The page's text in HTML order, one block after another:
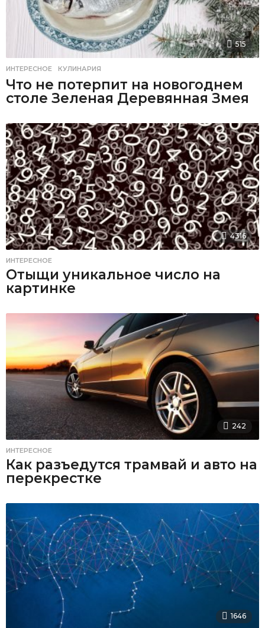
515
ИНТЕРЕСНОЕ ,КУЛИНАРИЯ
Что не потерпит на новогоднем
столе Зеленая Деревянная Змея
4316
ИНТЕРЕСНОЕ
Отыщи уникальное число на
картинке
242
ИНТЕРЕСНОЕ
Как разъедутся трамвай и авто на
перекрестке
1646